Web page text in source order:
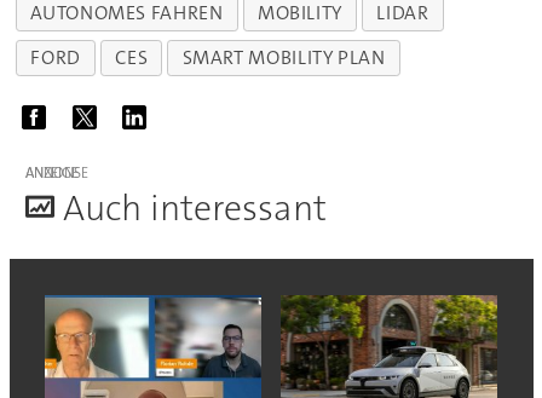
AUTONOMES FAHREN MOBILITY
LIDAR
FORD
CES SMART MOBILITY PLAN
ANZEIGE
Auch interessant